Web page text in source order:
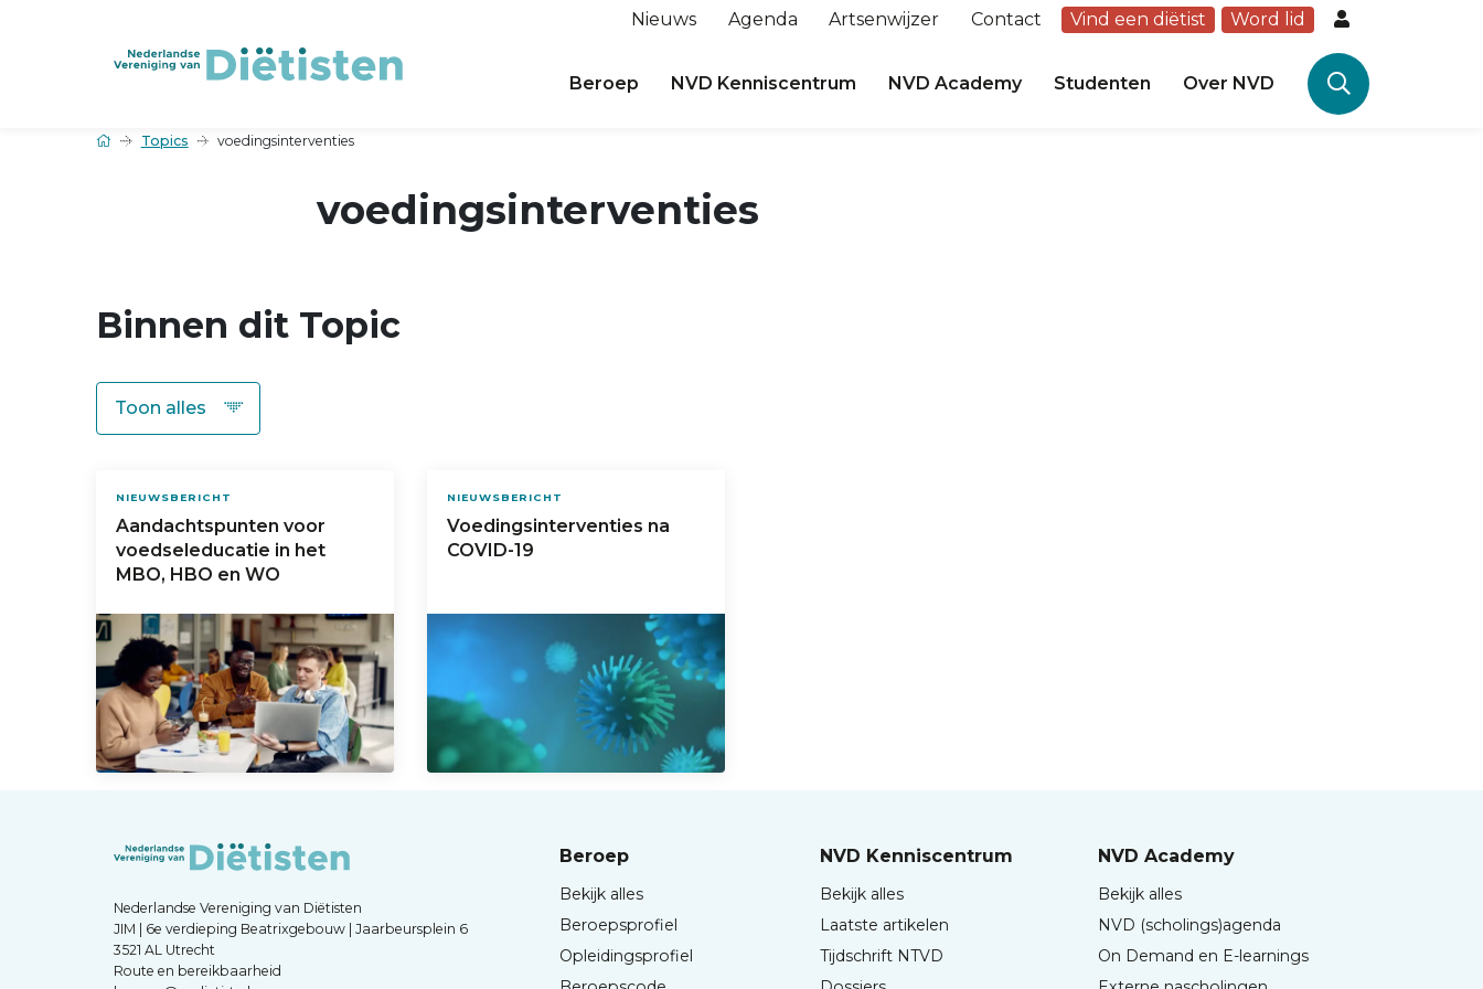
Nieuws Agenda Artsenwijzer Contact Vind een diëtist Word lid
Beroep NVD Kenniscentrum NVD Academy Studenten Over NVD
Topics voedingsinterventies
voedingsinterventies
Binnen dit Topic
NIEUWSBERICHT
Aandachtspunten voor
voedseleducatie in het
MBO, HBO en WO
NIEUWSBERICHT
Voedingsinterventies na
COVID-19
Nederlandse Vereniging van Diëtisten
JIM | 6e verdieping Beatrixgebouw | Jaarbeursplein 6
3521 AL Utrecht
Route en bereikbaarheid
Beroep
Bekijk alles
Beroepsprofiel
Opleidingsprofiel
NVD Kenniscentrum
Bekijk alles
Laatste artikelen
Tijdschrift NTVD
NVD Academy
Bekijk alles
NVD (scholings)agenda
On Demand en E-learnings